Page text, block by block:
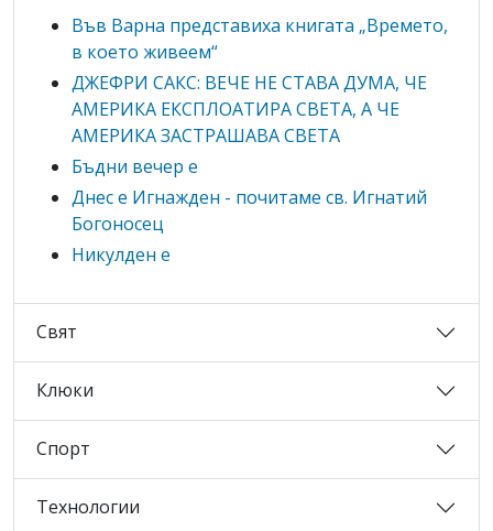
Във Варна представиха книгата „Времето,
в което живеем“
ДЖЕФРИ САКС: ВЕЧЕ НЕ СТАВА ДУМА, ЧЕ
АМЕРИКА ЕКСПЛОАТИРА СВЕТА, А ЧЕ
АМЕРИКА ЗАСТРАШАВА СВЕТА
Бъдни вечер е
Днес е Игнажден - почитаме св. Игнатий
Богоносец
Никулден е
Свят
Клюки
Спорт
Технологии